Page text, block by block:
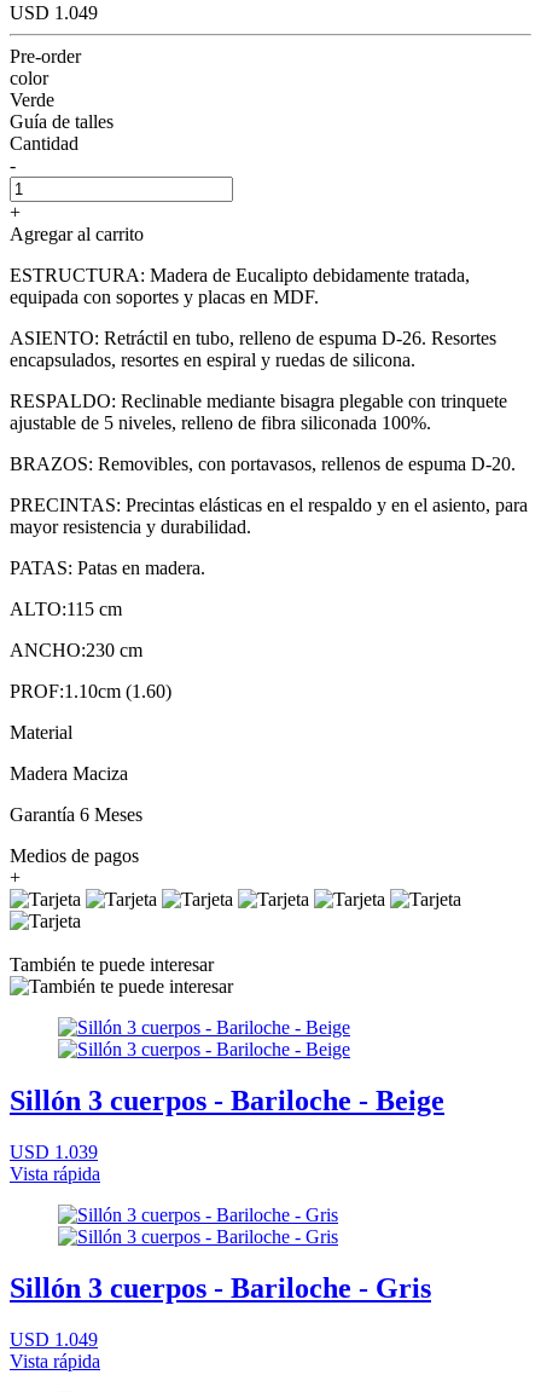
USD 1.049
Pre-order
color
Verde
Guía de talles
Cantidad
-
+
Agregar al carrito
ESTRUCTURA: Madera de Eucalipto debidamente tratada,
equipada con soportes y placas en MDF.
ASIENTO: Retráctil en tubo, relleno de espuma D-26. Resortes
encapsulados, resortes en espiral y ruedas de silicona.
RESPALDO: Reclinable mediante bisagra plegable con trinquete
ajustable de 5 niveles, relleno de fibra siliconada 100%.
BRAZOS: Removibles, con portavasos, rellenos de espuma D-20.
PRECINTAS: Precintas elásticas en el respaldo y en el asiento, para
mayor resistencia y durabilidad.
PATAS: Patas en madera.
ALTO:115 cm
ANCHO:230 cm
PROF:1.10cm (1.60)
Material
Madera Maciza
Garantía 6 Meses
Medios de pagos
+
También te puede interesar
Sillón 3 cuerpos - Bariloche - Beige
USD 1.039
Vista rápida
Sillón 3 cuerpos - Bariloche - Gris
USD 1.049
Vista rápida